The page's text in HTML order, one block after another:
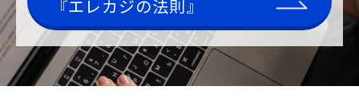
『エレカジの法則』